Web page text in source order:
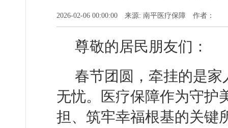
2026-02-06 00:00:00 来源: 南平医疗保障 作者：
尊敬的居民朋友们：
春节团圆，牵挂的是
无忧。医疗保障作为守护
担、筑牢幸福根基的关键